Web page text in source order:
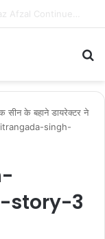
सीन के बहाने डायरेक्टर ने
singh-
story-3